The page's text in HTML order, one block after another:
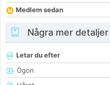
Medlem sedan
Några mer detaljer
Letar du efter
Ögon